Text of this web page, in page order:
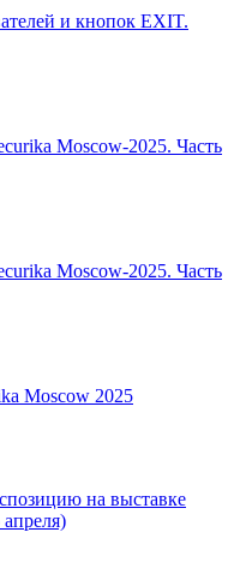
и кнопок EXIT.
Moscow-2025. Часть
Moscow-2025. Часть
Moscow 2025
на выставке